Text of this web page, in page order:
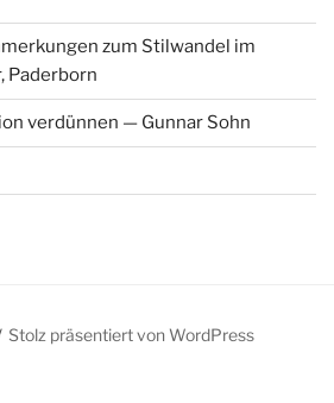
zum Stilwandel im
Paderborn
verdünnen — Gunnar Sohn
Stolz präsentiert von WordPress